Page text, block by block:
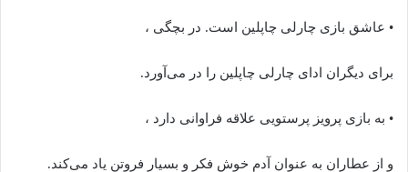
• عاشق بازی چارلی چاپلین است. در بچگی ،
برای دیگران ادای چارلی چاپلین را در می‌آورد.
• به بازی پرویز پرستویی علاقه فراوانی دارد ،
و از عطاران به عنوان آدم خوش فکر و بسیار فروتن یاد می‌کند.